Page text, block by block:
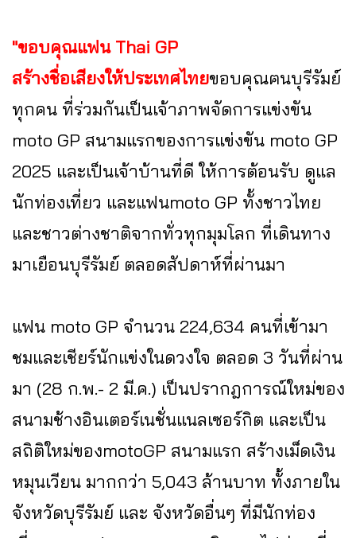
"ขอบคุณแฟน Thai GP
สร้างชื่อเสียงให้ประเทศไทยขอบคุณฅนบุรีรัมย์
ทุกคน ที่ร่วมกันเป็นเจ้าภาพจัดการแข่งขัน
moto GP สนามแรกของการแข่งขัน moto GP
2025 และเป็นเจ้าบ้านที่ดี ให้การต้อนรับ ดูแล
นักท่องเที่ยว และแฟนmoto GP ทั้งชาวไทย
และชาวต่างชาติจากทั่วทุกมุมโลก ที่เดินทาง
มาเยือนบุรีรัมย์ ตลอดสัปดาห์ที่ผ่านมา
แฟน moto GP จำนวน 224,634 คนที่เข้ามา
ชมและเชียร์นักแข่งในดวงใจ ตลอด 3 วันที่ผ่าน
มา (28 ก.พ.- 2 มี.ค.) เป็นปรากฎการณ์ใหม่ของ
สนามช้างอินเตอร์เนชั่นแนลเซอร์กิต และเป็น
สถิติใหม่ของmotoGP สนามแรก สร้างเม็ดเงิน
หมุนเวียน มากกว่า 5,043 ล้านบาท ทั้งภายใน
จังหวัดบุรีรัมย์ และ จังหวัดอื่นๆ ที่มีนักท่อง